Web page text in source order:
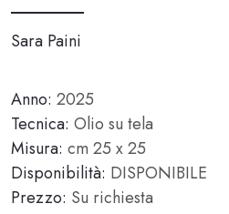
Sara Paini
Anno: 2025
Tecnica: Olio su tela
Misura: cm 25 x 25
Disponibilità: DISPONIBILE
Prezzo: Su richiesta